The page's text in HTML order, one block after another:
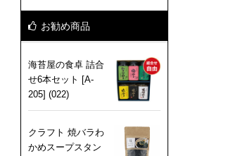
お勧め商品
海苔屋の食卓 詰合
せ6本セット [A-
205] (022)
クラフト 焼バラわ
かめスープスタン